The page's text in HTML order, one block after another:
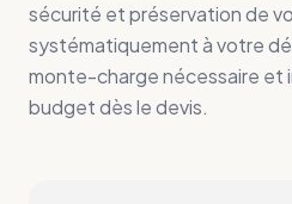
sécurité et préservation de
systématiquement à votre
monte-charge nécessaire et
budget dès le devis.